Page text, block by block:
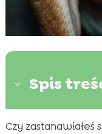
3 Spis
 Wrzody
Czy zastanawiałeś